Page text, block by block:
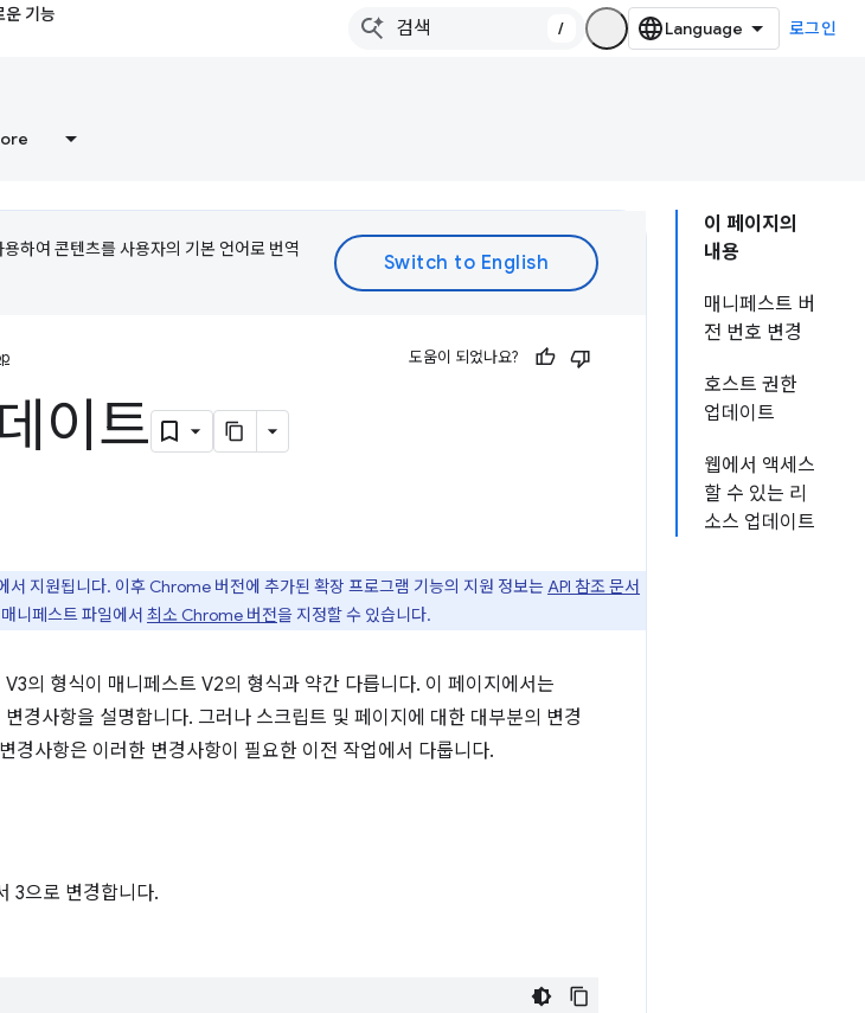
기능
/ 로그인
이 페이지의
내용
매니페스트 버
전 번호 변경
호스트 권한
업데이트
웹에서 액세스
할 수 있는 리
소스 업데이트
하여 콘텐츠를 사용자의 기본 언어로 번역
도움이 되었나요?
이트
지원됩니다. 이후 Chrome 버전에 추가된 확장 프로그램 기능의 지원 정보는API 참조 문서
니페스트 파일에서 최소 Chrome 버전을 지정할 수 있습니다.
의 형식이 매니페스트 V2의 형식과 약간 다릅니다. 이 페이지에서는
경사항을 설명합니다. 그러나 스크립트 및 페이지에 대한 대부분의 변경
경사항은 이러한 변경사항이 필요한 이전 작업에서 다룹니다.
3으로 변경합니다.